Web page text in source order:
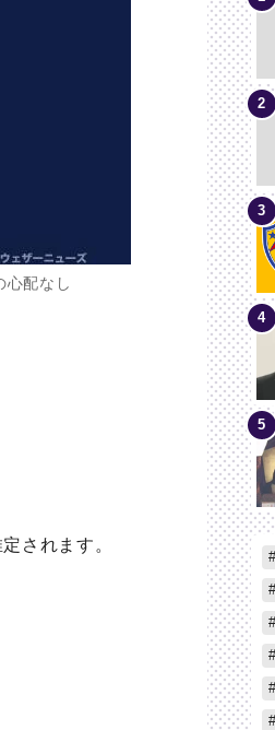
心配なし
されます。